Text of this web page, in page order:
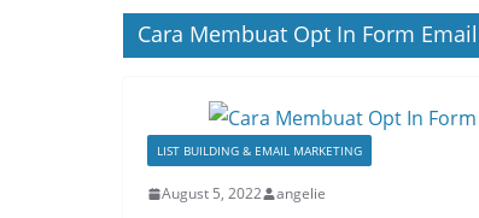
Cara Membuat Opt In Form
LIST BUILDING & EMAIL MARKETING
August 5, 2022 angelie